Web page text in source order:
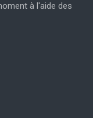
à l'aide des